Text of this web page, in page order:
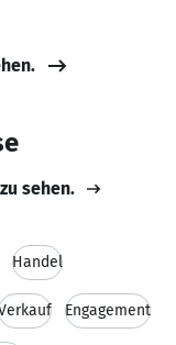
sehen.
Handel
Engagement